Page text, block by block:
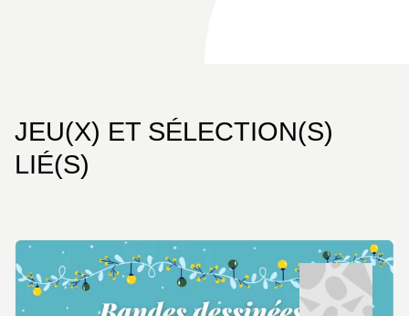
JEU(X) ET SÉLECTION(S)
LIÉ(S)